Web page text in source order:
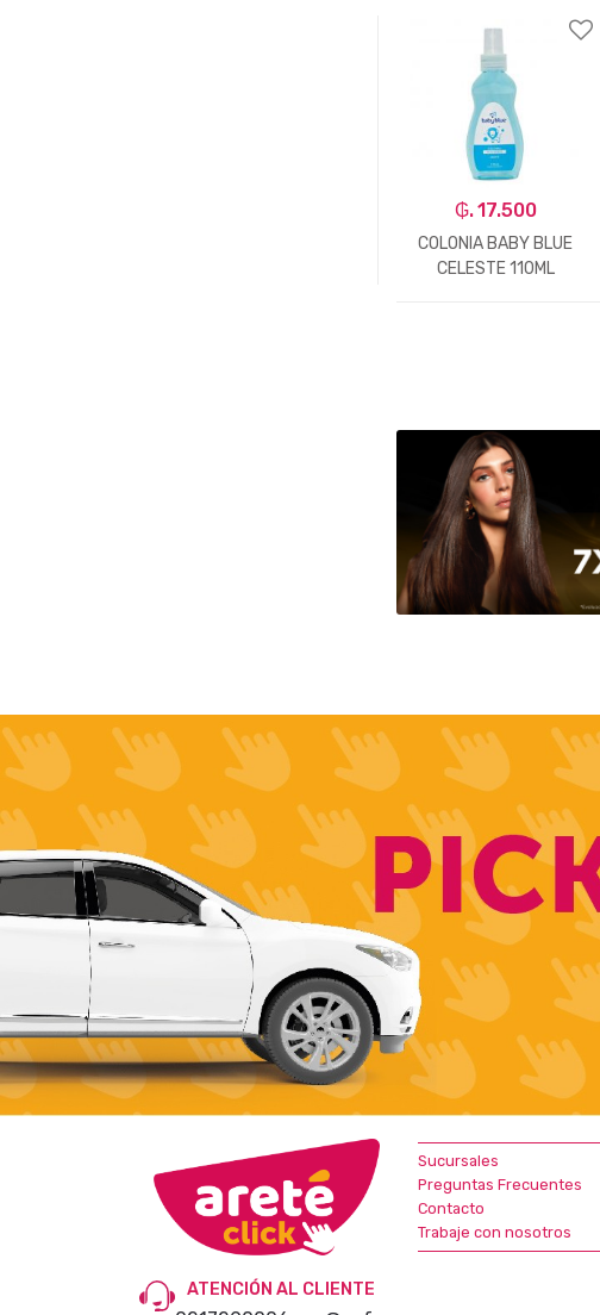
Un. +
₲. 17.500
COLONIA BABY BLUE
CELESTE 110ML
Sucursales
Preguntas Frecuentes
Contacto
Trabaje con nosotros
ATENCIÓN AL CLIENTE